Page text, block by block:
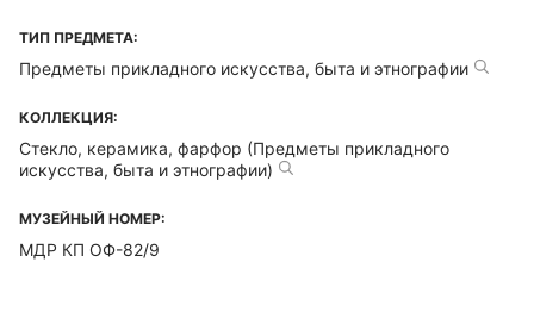
ТИП ПРЕДМЕТА:
Предметы прикладного искусства, быта и этнографии
КОЛЛЕКЦИЯ:
Стекло, керамика, фарфор (Предметы прикладного
искусства, быта и этнографии)
МУЗЕЙНЫЙ НОМЕР:
МДР КП ОФ-82/9